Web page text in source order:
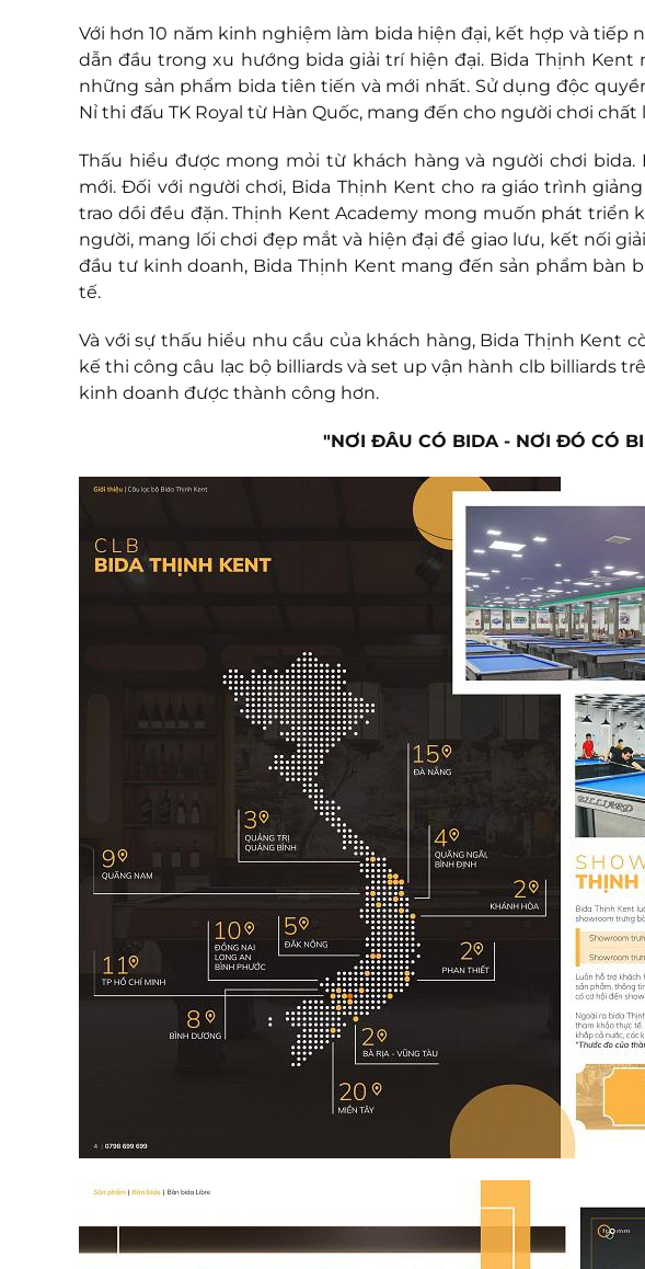
Với hơn 10 năm kinh nghiệm làm bida hiện đại, kết hợp và tiếp
dẫn đầu trong xu hướng bida giải trí hiện đại. Bida Thịnh
những sản phẩm bida tiên tiến và mới nhất. Sử dụng độc
Nỉ thi đấu TK Royal từ Hàn Quốc, mang đến cho người chơi
Thấu hiểu được mong mỏi từ khách hàng và người chơi
mới. Đối với người chơi, Bida Thịnh Kent cho ra giáo trình
trao dồi đều đặn. Thịnh Kent Academy mong muốn phát triển
người, mang lối chơi đẹp mắt và hiện đại để giao lưu, kết nối
đầu tư kinh doanh, Bida Thịnh Kent mang đến sản phẩm bàn
tế.
Và với sự thấu hiểu nhu cầu của khách hàng, Bida Thịnh Kent
kế thi công câu lạc bộ billiards và set up vận hành clb billiards
kinh doanh được thành công hơn.
"NƠI ĐÂU CÓ BIDA - NƠI ĐÓ CÓ